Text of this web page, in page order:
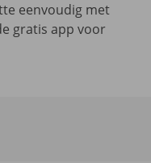
eenvoudig met
gratis app voor